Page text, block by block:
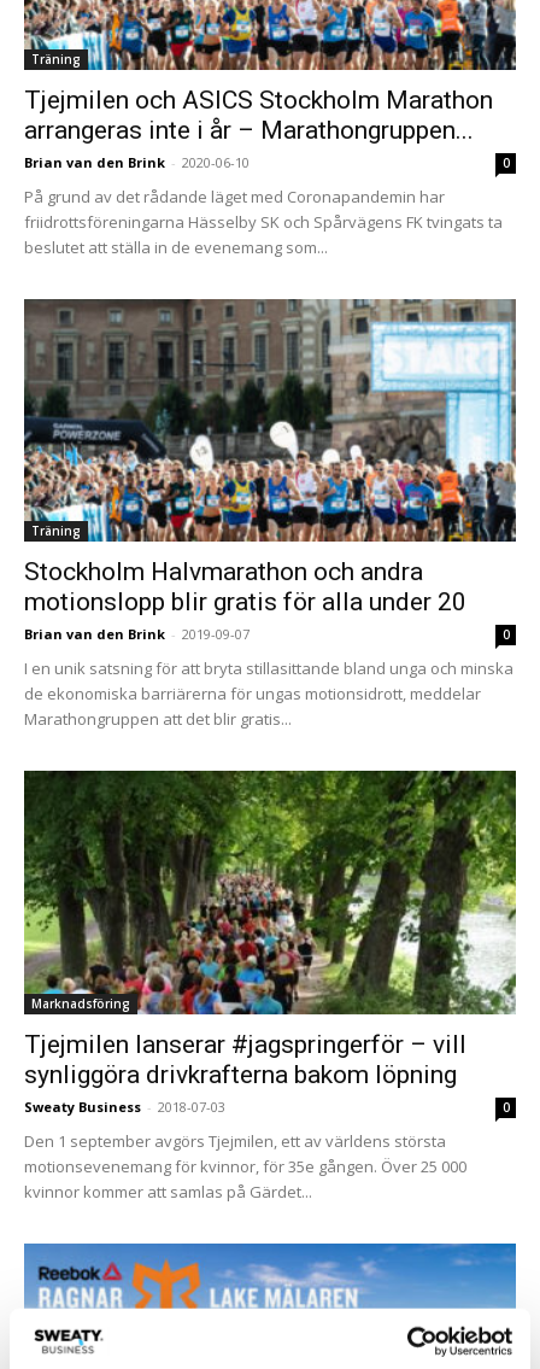
Träning
Tjejmilen och ASICS Stockholm Marathon
arrangeras inte i år – Marathongruppen...
Brian van den Brink - 2020-06-10 0
På grund av det rådande läget med Coronapandemin har
friidrottsföreningarna Hässelby SK och Spårvägens FK tvingats ta
beslutet att ställa in de evenemang som...
Träning
Stockholm Halvmarathon och andra
motionslopp blir gratis för alla under 20
Brian van den Brink - 2019-09-07 0
I en unik satsning för att bryta stillasittande bland unga och minska
de ekonomiska barriärerna för ungas motionsidrott, meddelar
Marathongruppen att det blir gratis...
Marknadsföring
Tjejmilen lanserar #jagspringerför – vill
synliggöra drivkrafterna bakom löpning
Sweaty Business - 2018-07-03 0
Den 1 september avgörs Tjejmilen, ett av världens största
motionsevenemang för kvinnor, för 35e gången. Över 25 000
kvinnor kommer att samlas på Gärdet...